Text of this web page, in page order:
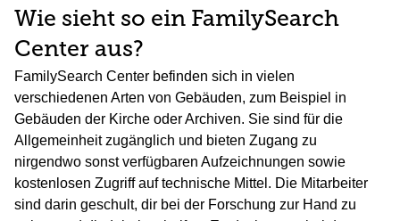
Wie sieht so ein FamilySearch
Center aus?
FamilySearch Center befinden sich in vielen
verschiedenen Arten von Gebäuden, zum Beispiel in
Gebäuden der Kirche oder Archiven. Sie sind für die
Allgemeinheit zugänglich und bieten Zugang zu
nirgendwo sonst verfügbaren Aufzeichnungen sowie
kostenlosen Zugriff auf technische Mittel. Die Mitarbeiter
sind darin geschult, dir bei der Forschung zur Hand zu